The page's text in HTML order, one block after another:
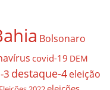
Bolsonaro
covid-19 DEM
3 destaque-4eleição